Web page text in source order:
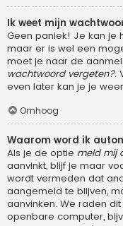
Ik weet mijn
Geen paniek! Je kan je
maar er is wel een
moet je naar de
wachtwoord vergeten?.
even later kan je je
Omhoog
Waarom word ik
Als je de optie meld mij
aanvinkt, blijf je maar
wordt vermeden dat
aangemeld te blijven,
aanvinken. We raden
openbare computer,